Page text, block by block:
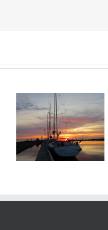
Freundliches Polen